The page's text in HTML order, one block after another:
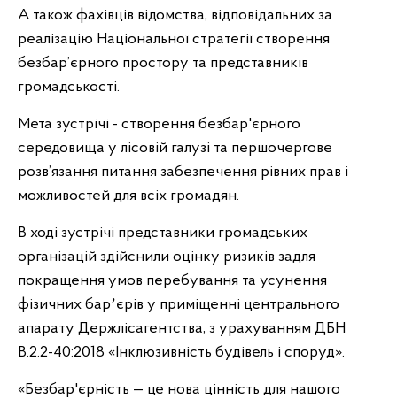
А також фахівців відомства, відповідальних за
реалізацію Національної стратегії створення
безбар’єрного простору та представників
громадськості.
Мета зустрічі - створення безбар'єрного
середовища у лісовій галузі та першочергове
розв’язання питання забезпечення рівних прав і
можливостей для всіх громадян.
В ході зустрічі представники громадських
організацій здійснили оцінку ризиків задля
покращення умов перебування та усунення
фізичних барʼєрів у приміщенні центрального
апарату Держлісагентства, з урахуванням ДБН
В.2.2-40:2018 «Інклюзивність будівель і споруд».
«Безбар'єрність — це нова цінність для нашого